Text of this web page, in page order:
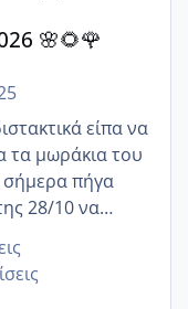
🌸🌻🌹
είπα να
τα μωράκια του
28/10 να
είναι
Μάιο ;;